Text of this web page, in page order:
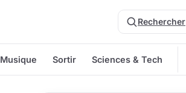
Rechercher
Musique Sortir Sciences & Tech